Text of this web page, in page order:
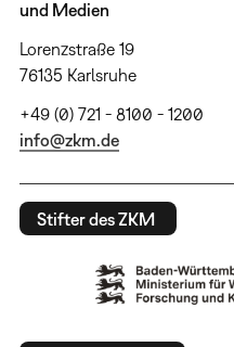
und Medien
Lorenzstraße 19
76135 Karlsruhe
+49 (0) 721 - 8100 - 1200
info@zkm.de
Stifter des ZKM